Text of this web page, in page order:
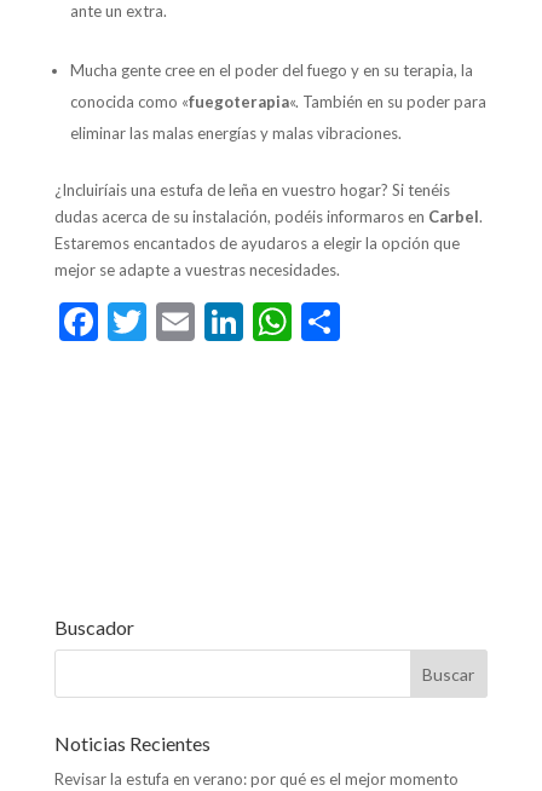
ante un extra.
Mucha gente cree en el poder del fuego y en su terapia, la
conocida como «fuegoterapia«. También en su poder para
eliminar las malas energías y malas vibraciones.
¿Incluiríais una estufa de leña en vuestro hogar? Si tenéis
dudas acerca de su instalación, podéis informaros en Carbel.
Estaremos encantados de ayudaros a elegir la opción que
mejor se adapte a vuestras necesidades.
F T E Li WC
Buscador
Noticias Recientes
Revisar la estufa en verano: por qué es el mejor momento